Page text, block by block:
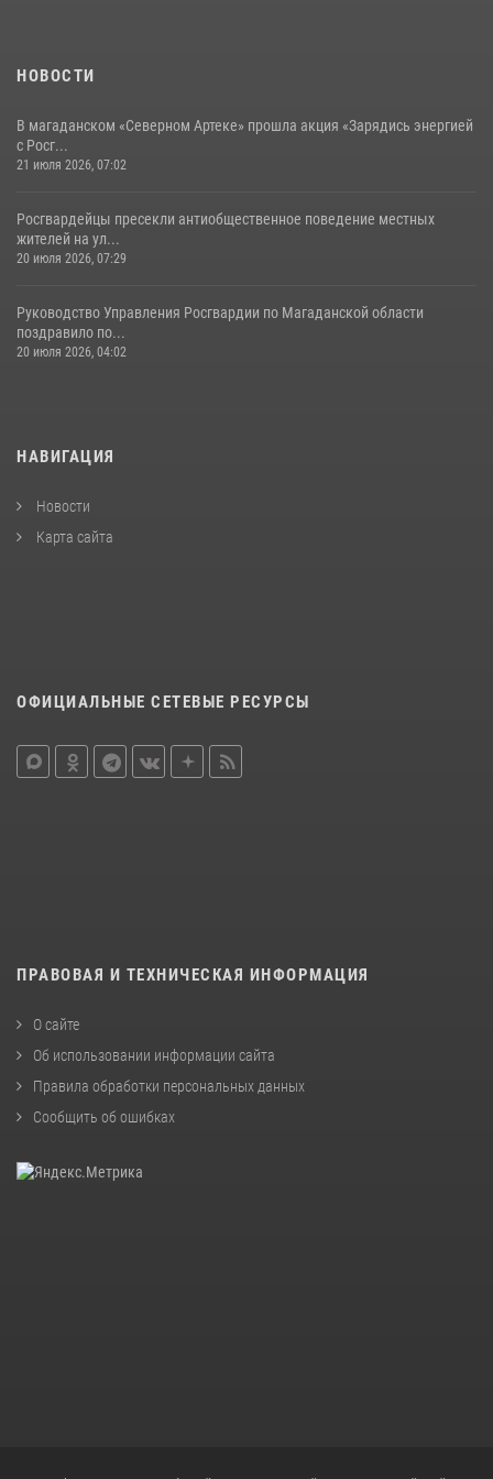
НОВОСТИ
В магаданском «Северном Артеке» прошла акция «Зарядись энергией
с Росг...
21 июля 2026, 07:02
Росгвардейцы пресекли антиобщественное поведение местных
жителей на ул...
20 июля 2026, 07:29
Руководство Управления Росгвардии по Магаданской области
поздравило по...
20 июля 2026, 04:02
НАВИГАЦИЯ
Новости
Карта сайта
ОФИЦИАЛЬНЫЕ СЕТЕВЫЕ РЕСУРСЫ
ПРАВОВАЯ И ТЕХНИЧЕСКАЯ ИНФОРМАЦИЯ
О сайте
Об использовании информации сайта
Правила обработки персональных данных
Сообщить об ошибках